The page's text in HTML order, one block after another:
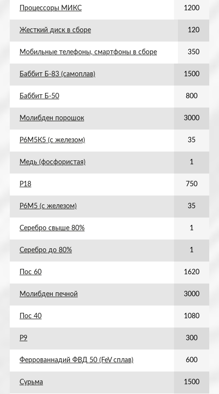
Процессоры МИКС 1200
Жесткий диск в сборе 120
Мобильные телефоны, смартфоны в сборе 350
Баббит Б-83 (самоплав) 1500
Баббит Б-50 800
Молибден порошок 3000
Р6М5К5 (с железом) 35
Медь (фосфористая) 1
Р18 750
Р6М5 (с железом) 35
Серебро свыше 80% 1
Серебро до 80% 1
Пос 60 1620
Молибден печной 3000
Пос 40 1080
Р9 300
Феррованнадий ФВД 50 (FeV сплав) 600
Сурьма 1500